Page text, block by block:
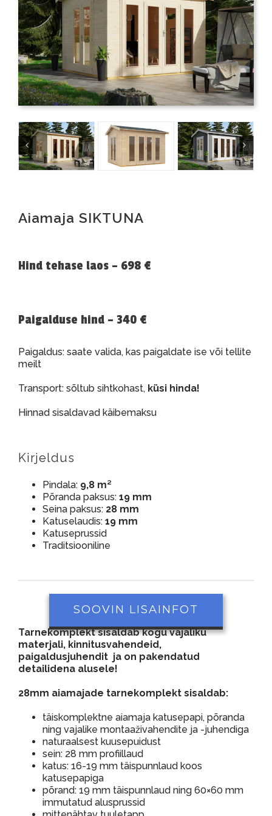
Aiamaja SIKTUNA
Hind tehase laos – 698 €
Paigalduse hind – 340 €
Paigaldus: saate valida, kas paigaldate ise või tellite
meilt
Transport: sõltub sihtkohast, küsi hinda!
Hinnad sisaldavad käibemaksu
Kirjeldus
Pindala: 9,8 m²
Põranda paksus: 19 mm
Seina paksus: 28 mm
Katuselaudis: 19 mm
Katuseprussid
Traditsiooniline
SOOVIN LISAINFOT
Tarnekomplekt sisaldab kogu vajaliku
materjali, kinnitusvahendeid,
paigaldusjuhendit ja on pakendatud
detailidena alusele!
28mm aiamajade tarnekomplekt sisaldab:
täiskomplektne aiamaja katusepapi, põranda
ning vajalike montaaživahendite ja -juhendiga
naturaalsest kuusepuidust
sein: 28 mm profiillaud
katus: 16-19 mm täispunnlaud koos
katusepapiga
põrand: 19 mm täispunnlaud ning 60×60 mm
immutatud alusprussid